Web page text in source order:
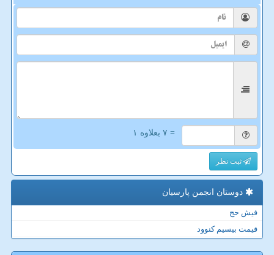
= ۷ بعلاوه ۱
ثبت نظر
دوستان انجمن پارسیان
فیش حج
قیمت بیسیم کنوود